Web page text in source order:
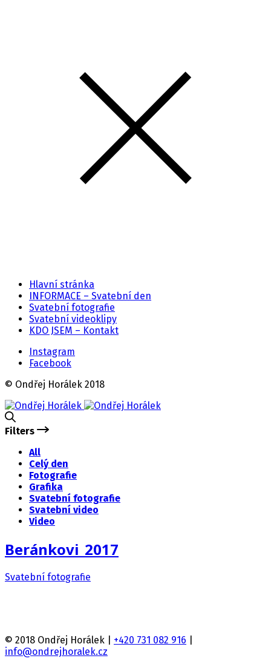
Hlavní stránka
INFORMACE – Svatební den
Svatební fotografie
Svatební videoklipy
KDO JSEM – Kontakt
Instagram
Facebook
© Ondřej Horálek 2018
Filters
All
Celý den
Fotografie
Grafika
Svatební fotografie
Svatební video
Video
Beránkovi_2017
Svatební fotografie
© 2018 Ondřej Horálek | +420 731 082 916
info@ondrejhoralek.cz